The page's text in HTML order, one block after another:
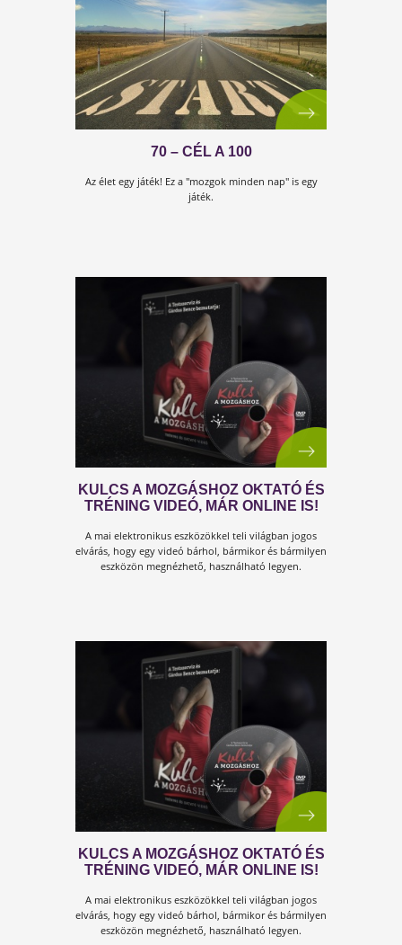
AZ ALMAECET ISMERETLEN
JÓTÉKONY HATÁSAI
Ez lenne a valódi életelixír? Mire képes napi 1-2
evőkanál almaecet?
10 VESZÉLYES,
EGÉSZSÉGROMBOLÓ DOLOG, ÉS
MEGOLDÁS EZEKRE
A tested egy olyan "gépezet", ami azt a minőséget
vissza, amit beleteszel.